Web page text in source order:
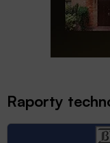
Raporty